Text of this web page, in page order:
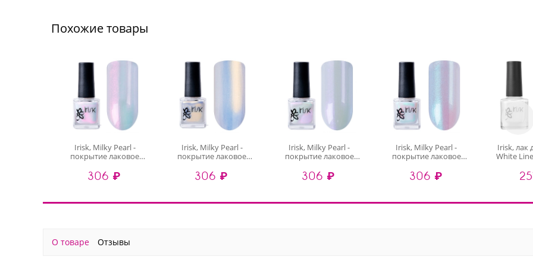
Похожие товары
Irisk, Milky Pearl -
покрытие лаковое
(004), 8 мл
306 ₽
Irisk, Milky Pearl -
покрытие лаковое
(002), 8 мл
306 ₽
Irisk, Milky Pearl -
покрытие лаковое
(005), 8 мл
306 ₽
Irisk, Milky Pearl -
покрытие лаковое
(003), 8 мл
306 ₽
Irisk, лак
White
О товаре Отзывы